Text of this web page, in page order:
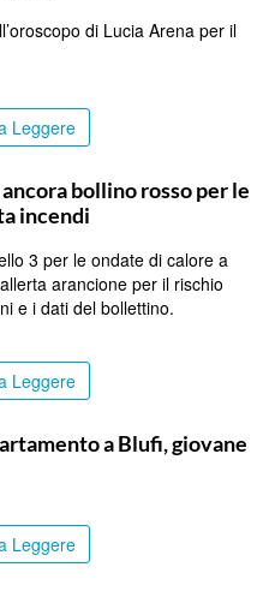
di Lucia Arena per il
Leggere
bollino rosso per le
incendi
3 per le ondate di calore a
arancione per il rischio
e i dati del bollettino.
Leggere
a Blufi, giovane
Leggere